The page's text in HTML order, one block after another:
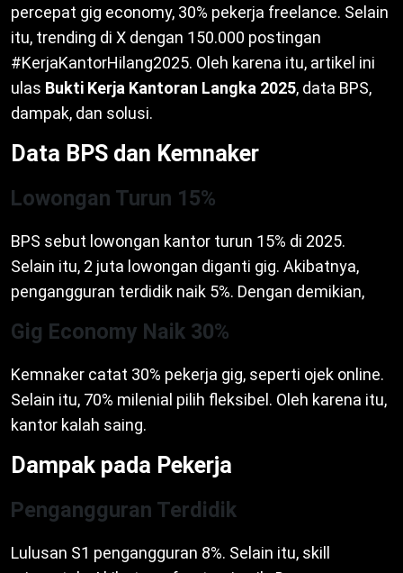
percepat gig economy, 30% pekerja freelance. Selain
itu, trending di X dengan 150.000 postingan
#KerjaKantorHilang2025. Oleh karena itu, artikel ini
ulas Bukti Kerja Kantoran Langka 2025, data BPS,
dampak, dan solusi.
Data BPS dan Kemnaker
Lowongan Turun 15%
BPS sebut lowongan kantor turun 15% di 2025.
Selain itu, 2 juta lowongan diganti gig. Akibatnya,
pengangguran terdidik naik 5%. Dengan demikian,
Gig Economy Naik 30%
Kemnaker catat 30% pekerja gig, seperti ojek online.
Selain itu, 70% milenial pilih fleksibel. Oleh karena itu,
kantor kalah saing.
Dampak pada Pekerja
Pengangguran Terdidik
Lulusan S1 pengangguran 8%. Selain itu, skill